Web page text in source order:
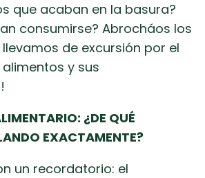
que acaban en la basura?
consumirse? Abrocháos los
llevamos de excursión por el
y sus
¿DE QUÉ
EXACTAMENTE?
un recordatorio: el